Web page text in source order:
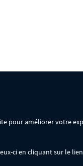
pour améliorer votre
ci en cliquant sur le